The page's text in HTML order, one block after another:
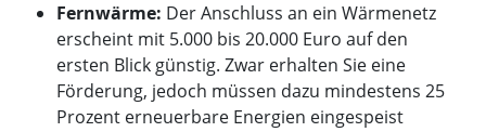
Fernwärme: Der Anschluss an ein Wärmenetz
erscheint mit 5.000 bis 20.000 Euro auf den
ersten Blick günstig. Zwar erhalten Sie eine
Förderung, jedoch müssen dazu mindestens 25
Prozent erneuerbare Energien eingespeist